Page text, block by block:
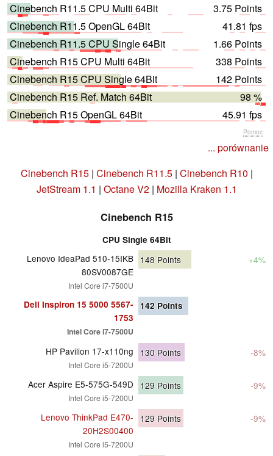
Cinebench R11.5 CPU Multi 64Bit
3.75 Points
Cinebench R11.5 OpenGL 64Bit
41.81 fps
Cinebench R11.5 CPU Single 64Bit
1.66 Points
Cinebench R15 CPU Multi 64Bit
338 Points
Cinebench R15 CPU Single 64Bit
142 Points
Cinebench R15 Ref. Match 64Bit
98 %
Cinebench R15 OpenGL 64Bit
45.91 fps
Pomoc
... porównanie
Cinebench R15| Cinebench R11.5| Cinebench R10 |
JetStream 1.1 | Octane V2| Mozilla Kraken 1.1
Cinebench R15
CPU Single 64Bit
Lenovo IdeaPad 510-15IKB
80SV0087GE
Intel Core i7-7500U
148 Points +4%
Dell Inspiron 15 5000 5567-
1753
Intel Core i7-7500U
142 Points
HP Pavilion 17-x110ng
Intel Core i5-7200U
130 Points -8%
Acer Aspire E5-575G-549D
Intel Core i5-7200U
129 Points -9%
Lenovo ThinkPad E470-
20H2S00400
Intel Core i5-7200U
129 Points -9%